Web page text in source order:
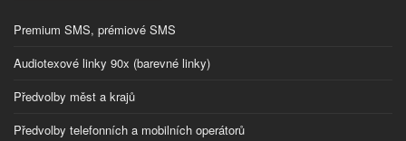
Premium SMS, prémiové SMS
Audiotexové linky 90x (barevné linky)
Předvolby měst a krajů
Předvolby telefonních a mobilních operátorů